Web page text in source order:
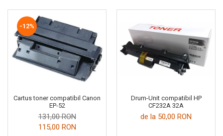
-12%
Cartus toner compatibil Canon
EP-52
131,00 RON
115,00 RON
Drum-Unit compatibil HP
CF232A 32A
de la 50,00 RON